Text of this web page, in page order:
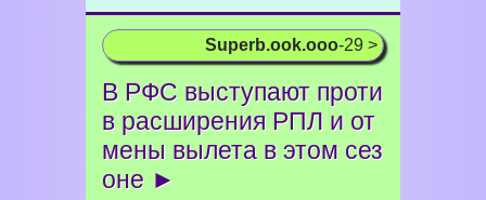
Superb.ook.ooo-29 >
В РФС выступают проти
в расширения РПЛ и от
мены вылета в этом сез
оне ►